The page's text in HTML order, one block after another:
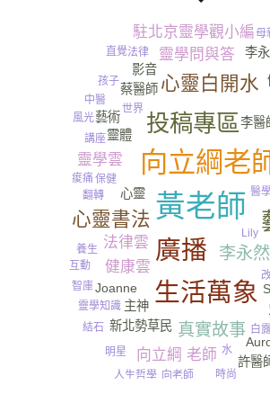
黃老師
向立綱老
廣播
生活萬象
投稿專區
心靈白開水
心靈書法
李永
真實故事
健康雲
靈學問與答
駐北京靈學觀小編
靈學雲
向立綱 老師
法律雲
心靈
李醫
靈體
Joanne
新北勢草民
蔡醫師
主神
李
影音
藝術
許醫
養生
保健
Lily
白
翻轉
醫
講座
風光
法律
靈學知識
向老師
世界
互動
孩子
直覺
中醫
明星
時尚
智庫
人生哲學
痠痛
母
結石
水